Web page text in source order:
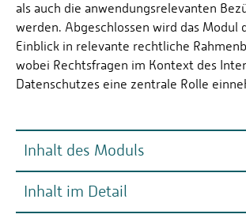
als auch die anwendungsrelevanten
werden. Abgeschlossen wird das Modul
Einblick in relevante rechtliche
wobei Rechtsfragen im Kontext des
Datenschutzes eine zentrale Rolle
Inhalt des Moduls
Systemsicherheit
Inhalt im Detail